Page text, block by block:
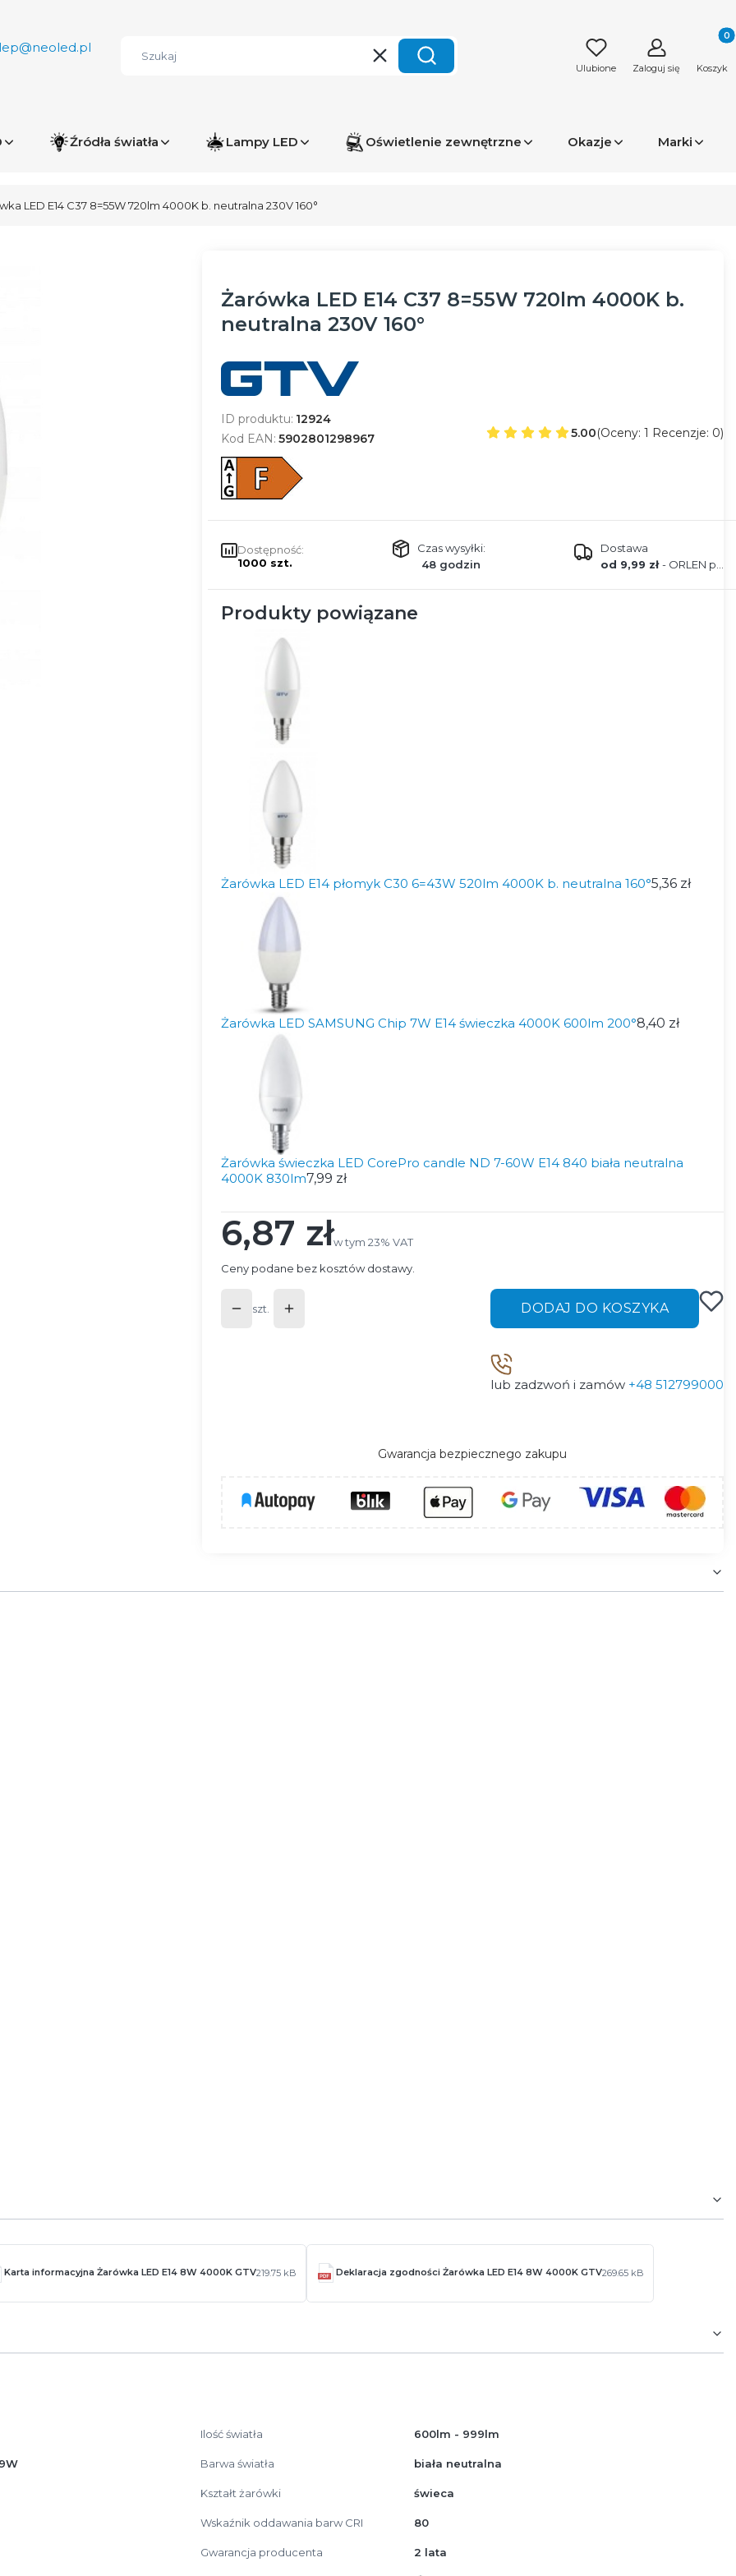
WyczyśćSzukaj Ulubione Zaloguj się Koszyk
Źródła światła Lampy LED Oświetlenie zewnętrzne Okazje Marki
LED E14 C37 8=55W 720lm 4000K b. neutralna 230V 160°
Żarówka LED E14 C37 8=55W 720lm 4000K b.
neutralna 230V 160°
ID produktu: 12924
Kod EAN: 5902801298967 5.00(Oceny: 1 Recenzje: 0)
Dostępność:
1000 szt.
Czas wysyłki:
48 godzin
Dostawa
od 9,99 zł- ORLEN paczka
Produkty powiązane
Żarówka LED E14 płomyk C30 6=43W 520lm 4000K b. neutralna 160°5,36 zł
Żarówka LED SAMSUNG Chip 7W E14 świeczka 4000K 600lm 200°8,40 zł
Żarówka świeczka LED CorePro candle ND 7-60W E14 840 biała neutralna
4000K 830lm7,99 zł
Cena
6,87 złw tym 23% VAT
w tym 23% VAT
Ceny podane bez kosztów dostawy.
szt. DODAJ DO KOSZYKA
lub zadzwoń i zamów +48 512799000
Gwarancja bezpiecznego zakupu
Karta informacyjna Żarówka LED E14 8W 4000K GTV219.75 kB Deklaracja zgodności Żarówka LED E14 8W 4000K GTV269.65 kB
Ilość światła 600lm - 999lm
Barwa światła biała neutralna
Kształt żarówki świeca
Wskaźnik oddawania barw CRI 80
Gwarancja producenta 2 lata